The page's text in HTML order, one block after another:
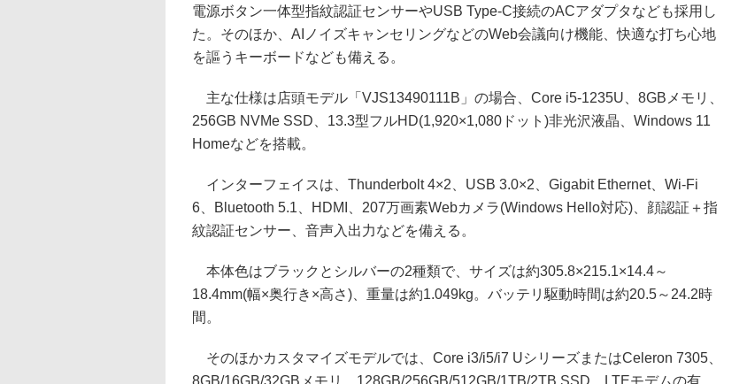
電源ボタン一体型指紋認証センサーやUSB Type-C接続のACアダプタなども採用し
た。そのほか、AIノイズキャンセリングなどのWeb会議向け機能、快適な打ち心地
を謳うキーボードなども備える。
主な仕様は店頭モデル「VJS13490111B」の場合、Core i5-1235U、8GBメモリ、
256GB NVMe SSD、13.3型フルHD(1,920×1,080ドット)非光沢液晶、Windows 11
Homeなどを搭載。
インターフェイスは、Thunderbolt 4×2、USB 3.0×2、Gigabit Ethernet、Wi-Fi
6、Bluetooth 5.1、HDMI、207万画素Webカメラ(Windows Hello対応)、顔認証＋指
紋認証センサー、音声入出力などを備える。
本体色はブラックとシルバーの2種類で、サイズは約305.8×215.1×14.4～
18.4mm(幅×奥行き×高さ)、重量は約1.049kg。バッテリ駆動時間は約20.5～24.2時
間。
そのほかカスタマイズモデルでは、Core i3/i5/i7 UシリーズまたはCeleron 7305、
8GB/16GB/32GBメモリ、128GB/256GB/512GB/1TB/2TB SSD、LTEモデムの有